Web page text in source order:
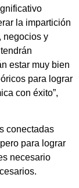
la impartición
negocios y
estar muy bien
para lograr
con éxito”,
conectadas
para lograr
necesario